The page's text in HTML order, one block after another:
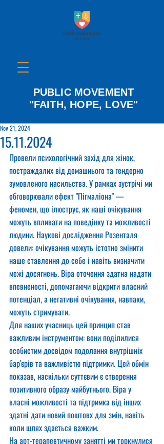
PUBLIC MOVEMENT
"FAITH, HOPE, LOVE"
15.11.2024
Nov 21, 2024
Провели психологічний захід для жінок,
постраждалих від домашнього та гендерно
зумовленого насильства. У рамках зустрічі ми
обговорювали ефект "Пігмаліона" —
феномен, що ілюструє, як наші очікування
можуть впливати на поведінку та можливості
людини. Наукові дослідження Розенталя
довели: очікування можуть істотно змінити
наше ставлення до себе і навіть визначити
межі досягнень. Віра оточення здатна надати
впевненості, допомагаючи відкрити власний
потенціал, а негативні очікування, навпаки,
можуть стримувати.
Для наших учасниць цей принцип став
важливим інструментом: вони поділилися
особистим досвідом подолання внутрішніх
бар'єрів та важливістю підтримки. Цей обмін
показав, наскільки суттєвим є створення
позитивного образу майбутнього. Віра у
власні можливості та підтримка від інших
здатні дати новий поштовх для змін, навіть
коли шлях здається важким.
На арт-терапевтичному занятті ми торкнулися